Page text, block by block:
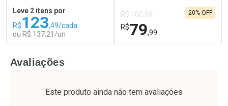
Por R$ 28,79/cada
Comprar sem Desconto
Por R$ 76,94/cada
Leve 2 itens por
R$123,49/cada
ou R$ 137,21/un
Laboratório
Por Menos
R$ 100,56
R$79,99
20% OFF
Laboratório
Por Menos
Avaliações
Este produto ainda não tem avaliações